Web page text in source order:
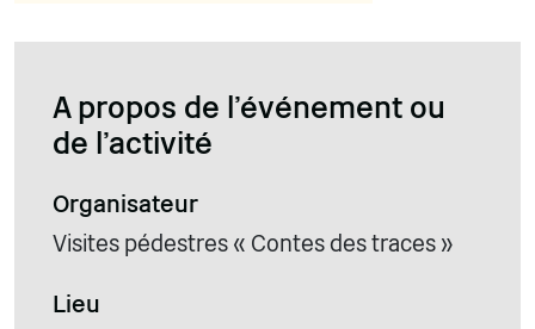
A propos de l'événement ou
de l'activité
Organisateur
Visites pédestres « Contes des traces »
Lieu